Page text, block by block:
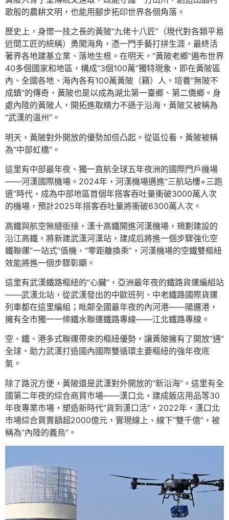
歌般的農耕文明，也能用腳步拓印世界各個角落。
歷史上，身懷一技之長的黃陂“九佬十八匠”（現代對各類平易
近間工匠的統稱）勇闖海角，憑一門手藝打拼生涯，最終活
著界各地建基立業、落地生根。在明天，“黃陂老鄉”遍布世界
40多個國家和地區，構成“3個100萬”獨特現象，即在黃陂區
內、全國各地、海內各有100萬黃陂（籍）人，培養“無陂不
成鎮”的傳奇，黃陂也是以成為湖北第一臺鄉、第二僑鄉。身
處內陸的黃陂人，開拓進取精力不遜于沿海，黃陂又被稱為
“武漢的溫州”。
明天，黃陂對外開放的優勢加倍凸起。從區位看，黃陂被稱
為“中部虹橋”。
這里有中部最年夜、獨一直航全球五年夜洲的國際門戶機場
——河漢國際機場。2024年，河漢機場邁進“三航站樓+三跑
道”時代，成為中部地區首個年搭客吞吐量衝破3000萬人次
的機場，預計2025年搭客吞吐量將衝破6300萬人次。
高鐵與航空無縫銜接，漢十高鐵開進河漢機場，規劃建設的
沿江高鐵，將新建武漢河漢站，建成后將進一個步驟強化空
鐵聯運“一站式”值機、“零距離換乘”，河漢機場的空鐵雙樞紐
效能將進一個步驟彰顯。
這里有武漢鐵路樞紐的“心臟”，亞洲最年夜的鐵路貨運編組站
——武漢北站，從武漢發出的中歐班列、中老鐵路國際貨運
列車都在這里編組；毗鄰全國最年夜的內河港——陽邏港，
擁有全市獨一一條鐵水聯運鐵路專線——江北鐵路專線。
空、鐵、港多式聯運帶來的樞紐優勢，讓黃陂擁有了開放“通”
全球、助力武漢打造國內國際雙循環主要樞紐的強年夜底
氣。
除了路況方便，黃陂還是武漢對外開放的“新沿海”。這里有全
國第二年夜的綜合商貿市場——漢口北，建成飯店用品等30
年夜專業市場，塑造新時代“貨到漢口活”，2022年，漢口北
市場綜合買賣額超2000億元，實現線上、線下“雙千億”，被
稱為“內陸的義烏”。